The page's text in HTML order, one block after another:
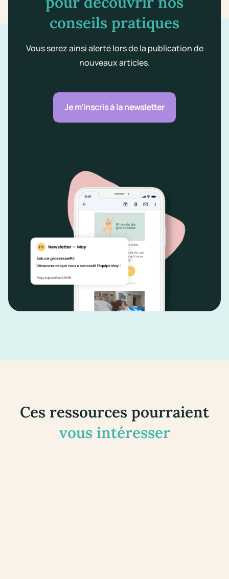
conseils pratiques
Vous serez ainsi alerté lors de la publication de
nouveaux articles.
Je m'inscris à la newsletter
Ces ressources pourraient
vous intéresser